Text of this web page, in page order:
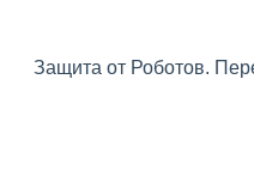
Защита от Роботов.